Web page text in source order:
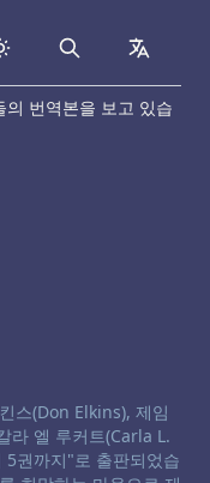
Search
번역본을 보고 있습
스(Don Elkins), 제임
라 엘 루커트(Carla L.
권까지"로 출판되었습